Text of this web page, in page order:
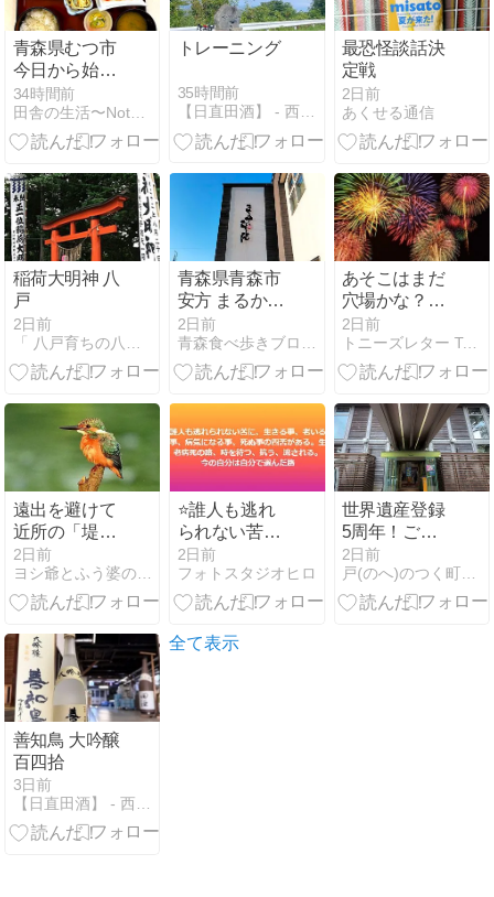
青森県むつ市
今日から始ま
る大湊ネブ
タ。そして物
価高騰のご時
くさん、デザ
ート、ドリン
クも付く衝撃
1000円ホテル
ランチ。【は
ねやホテル】
34時間前
田舎の生活〜Nothern life〜
トレーニング
35時間前
【日直田酒】 - 西田酒造店blog -
最恐怪談話決
定戦
2日前
あくせる通信
稲荷大明神 八
戸
2日前
青森県青森市
安方 まるかい
らーめんの醤
油らーめん 中
2日前
あそこはまだ
穴場かな？
【青森旅の
素・POG】
2日前
トニーズレター Tony's Letter
遠出を避けて
近所の「堤」
でカワセミ狙
い / レンズを
向けた止まり
カワセミ
2日前
ヨシ爺とふう婆のブログ
⭐️誰人も逃れ
られない苦、
生きること、
老いること、
病気になるこ
の四苦
2日前
フォトスタジオヒロ
世界遺産登録
5周年！ごし
ょの縄文感謝
祭に行ってき
ました♪
2日前
戸(のへ)のつく町から...
善知鳥 大吟醸
百四拾
3日前
【日直田酒】 - 西田酒造店blog -
全て表示